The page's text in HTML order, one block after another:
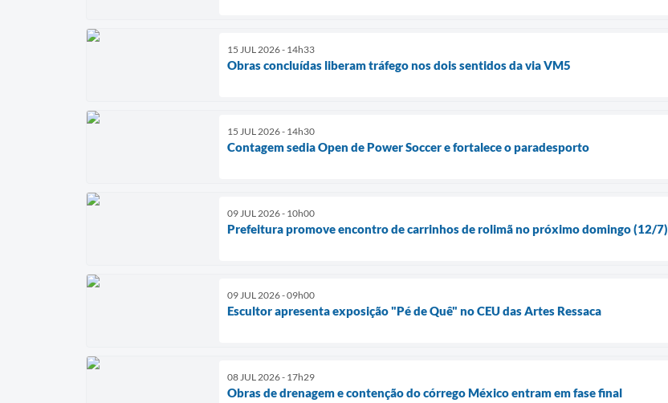
15 JUL 2026 - 14h33
Obras concluídas liberam tráfego nos dois sentidos da via VM5
15 JUL 2026 - 14h30
Contagem sedia Open de Power Soccer e fortalece o paradesporto
09 JUL 2026 - 10h00
Prefeitura promove encontro de carrinhos de rolimã no próximo domingo (12/7)
09 JUL 2026 - 09h00
Escultor apresenta exposição "Pé de Quê" no CEU das Artes Ressaca
08 JUL 2026 - 17h29
Obras de drenagem e contenção do córrego México entram em fase final